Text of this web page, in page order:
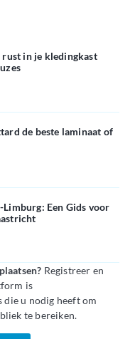
in je kledingkast
de beste laminaat of
Een Gids voor
Registreer en
is
u nodig heeft om
te bereiken.